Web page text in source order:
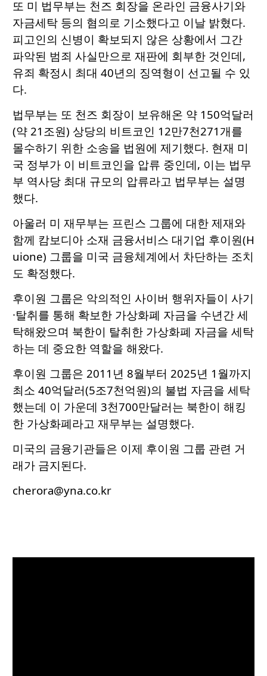
또 미 법무부는 천즈 회장을 온라인 금융사기와
자금세탁 등의 혐의로 기소했다고 이날 밝혔다.
피고인의 신병이 확보되지 않은 상황에서 그간
파악된 범죄 사실만으로 재판에 회부한 것인데,
유죄 확정시 최대 40년의 징역형이 선고될 수 있
다.
법무부는 또 천즈 회장이 보유해온 약 150억달러
(약 21조원) 상당의 비트코인 12만7천271개를
몰수하기 위한 소송을 법원에 제기했다. 현재 미
국 정부가 이 비트코인을 압류 중인데, 이는 법무
부 역사당 최대 규모의 압류라고 법무부는 설명
했다.
아울러 미 재무부는 프린스 그룹에 대한 제재와
함께 캄보디아 소재 금융서비스 대기업 후이원(H
uione) 그룹을 미국 금융체계에서 차단하는 조치
도 확정했다.
후이원 그룹은 악의적인 사이버 행위자들이 사기
·탈취를 통해 확보한 가상화폐 자금을 수년간 세
탁해왔으며 북한이 탈취한 가상화폐 자금을 세탁
하는 데 중요한 역할을 해왔다.
후이원 그룹은 2011년 8월부터 2025년 1월까지
최소 40억달러(5조7천억원)의 불법 자금을 세탁
했는데 이 가운데 3천700만달러는 북한이 해킹
한 가상화폐라고 재무부는 설명했다.
미국의 금융기관들은 이제 후이원 그룹 관련 거
래가 금지된다.
cherora@yna.co.kr